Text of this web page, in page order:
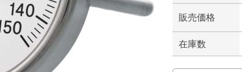
販売価格
在庫数